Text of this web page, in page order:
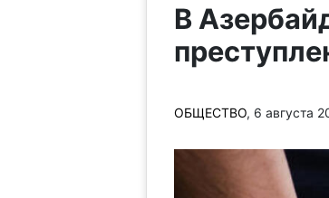
В
ОБЩЕСТВО, 6 августа